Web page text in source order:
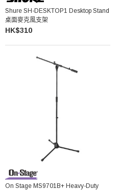
Shure SH-DESKTOP1 Desktop Stand
桌面麥克風支架
HK$310
On Stage MS9701B+ Heavy-Duty